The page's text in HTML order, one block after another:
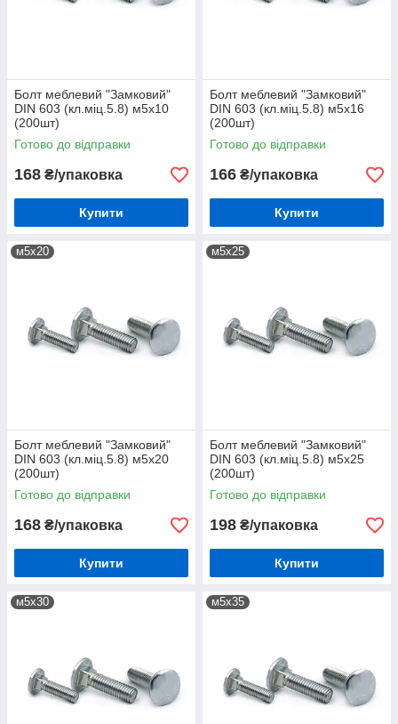
Болт меблевий "Замковий"
DIN 603 (кл.міц.5.8) м5х10
(200шт)
Готово до відправки
168 ₴/упаковка
Купити
Болт меблевий "Замковий"
DIN 603 (кл.міц.5.8) м5х16
(200шт)
Готово до відправки
166 ₴/упаковка
Купити
м5х20
Болт меблевий "Замковий"
DIN 603 (кл.міц.5.8) м5х20
(200шт)
Готово до відправки
168 ₴/упаковка
Купити
м5х25
Болт меблевий "Замковий"
DIN 603 (кл.міц.5.8) м5х25
(200шт)
Готово до відправки
198 ₴/упаковка
Купити
м5х30 м5х35